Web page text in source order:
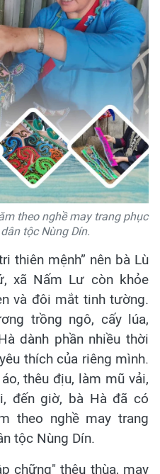
theo nghề may trang phục
tộc Nùng Dín.
thiên mệnh” nên bà Lù
xã Nấm Lư còn khỏe
và đôi mắt tinh tường.
trồng ngô, cấy lúa,
dành phần nhiều thời
thích của riêng mình.
thêu địu, làm mũ vải,
đến giờ, bà Hà đã có
theo nghề may trang
tộc Nùng Dín.
chững" thêu thùa, may